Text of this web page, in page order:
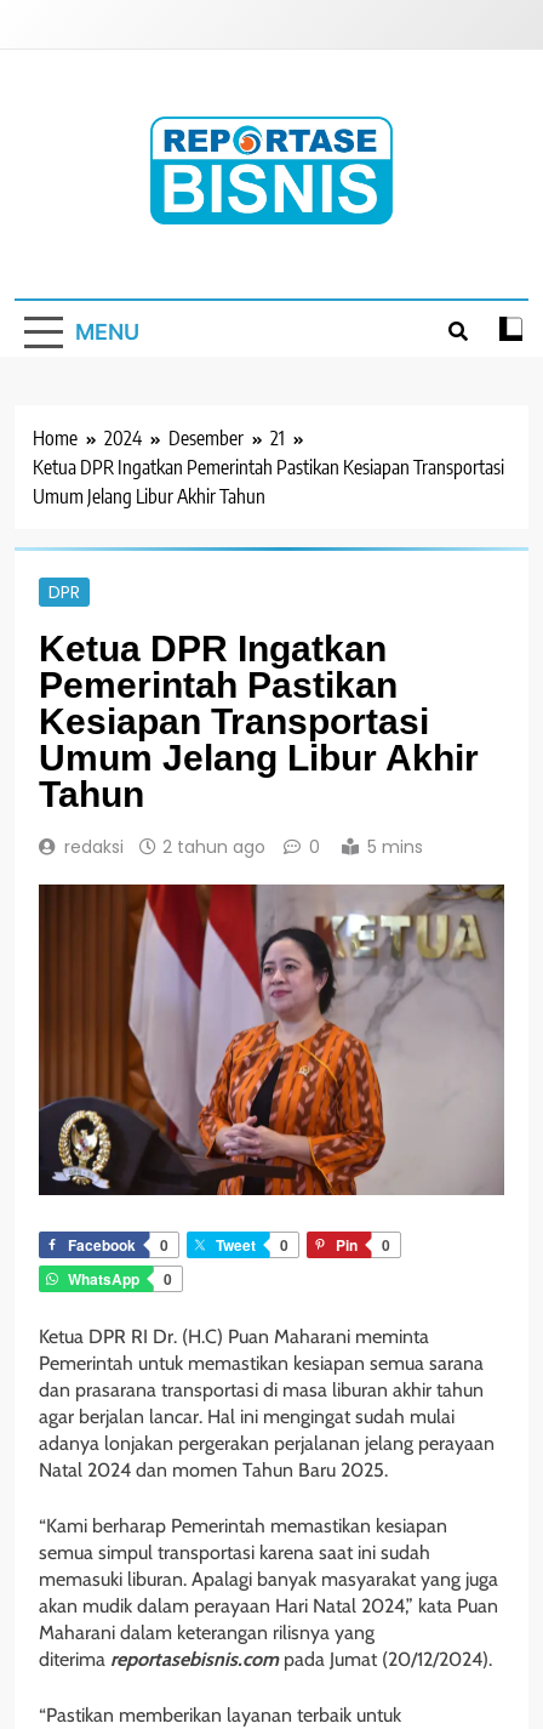
MENU
Home 2024 Desember
21
Ketua DPR Ingatkan Pemerintah Pastikan Kesiapan Transportasi
Umum Jelang Libur Akhir Tahun
DPR
Ketua DPR Ingatkan
Pemerintah Pastikan
Kesiapan Transportasi
Umum Jelang Libur Akhir
Tahun
redaksi 2 tahun ago 0 5 mins
Facebook 0 Tweet 0 Pin
0
WhatsApp
0
Ketua DPR RI Dr. (H.C) Puan Maharani meminta
Pemerintah untuk memastikan kesiapan semua sarana
dan prasarana transportasi di masa liburan akhir tahun
agar berjalan lancar. Hal ini mengingat sudah mulai
adanya lonjakan pergerakan perjalanan jelang perayaan
Natal 2024 dan momen Tahun Baru 2025.
“Kami berharap Pemerintah memastikan kesiapan
semua simpul transportasi karena saat ini sudah
memasuki liburan. Apalagi banyak masyarakat yang juga
akan mudik dalam perayaan Hari Natal 2024,” kata Puan
Maharani dalam keterangan rilisnya yang
diterima reportasebisnis.com pada Jumat (20/12/2024).
“Pastikan memberikan layanan terbaik untuk